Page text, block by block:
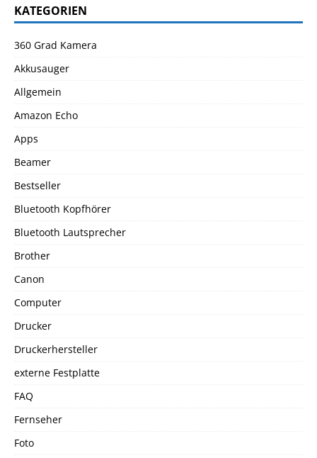
KATEGORIEN
360 Grad Kamera
Akkusauger
Allgemein
Amazon Echo
Apps
Beamer
Bestseller
Bluetooth Kopfhörer
Bluetooth Lautsprecher
Brother
Canon
Computer
Drucker
Druckerhersteller
externe Festplatte
FAQ
Fernseher
Foto